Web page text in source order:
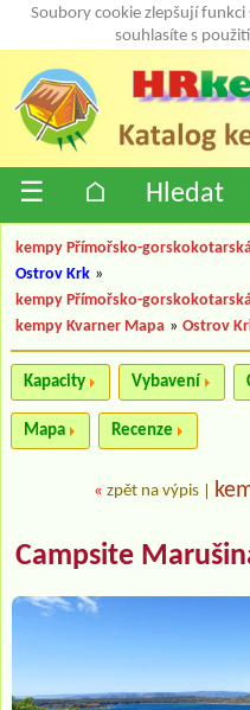
Soubory cookie zlepšují
souhlasíte s
☰ ⌂ Hledat
kempy Přímořsko-
Ostrov Krk »
kempy Přímořsko-
kempy Kvarner Mapa » Ostrov
Kapacity Vybavení
Mapa Recenze
« zpět na výpis
Campsite